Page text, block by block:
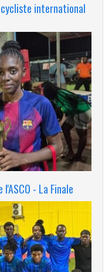
cycliste international
- La Finale